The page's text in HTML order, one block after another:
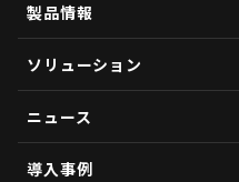
製品情報
ソリューション
ニュース
導入事例